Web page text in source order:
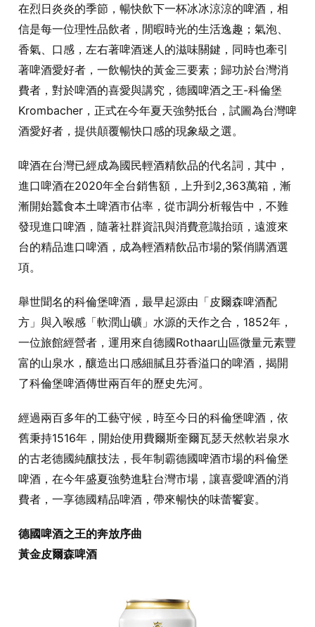
在烈日炎炎的季節，暢快飲下一杯冰冰涼涼的啤酒，相
信是每一位理性品飲者，閒暇時光的生活逸趣；氣泡、
香氣、口感，左右著啤酒迷人的滋味關鍵，同時也牽引
著啤酒愛好者，一飲暢快的黃金三要素；歸功於台灣消
費者，對於啤酒的喜愛與講究，德國啤酒之王-科倫堡
Krombacher，正式在今年夏天強勢抵台，試圖為台灣啤
酒愛好者，提供顛覆暢快口感的現象級之選。
啤酒在台灣已經成為國民輕酒精飲品的代名詞，其中，
進口啤酒在2020年全台銷售額，上升到2,363萬箱，漸
漸開始蠶食本土啤酒市佔率，從市調分析報告中，不難
發現進口啤酒，隨著社群資訊與消費意識抬頭，遠渡來
台的精品進口啤酒，成為輕酒精飲品市場的緊俏購酒選
項。
舉世聞名的科倫堡啤酒，最早起源由「皮爾森啤酒配
方」與入喉感「軟潤山礦」水源的天作之合，1852年，
一位旅館經營者，運用來自德國Rothaar山區微量元素豐
富的山泉水，釀造出口感細膩且芬香溢口的啤酒，揭開
了科倫堡啤酒傳世兩百年的歷史先河。
經過兩百多年的工藝守候，時至今日的科倫堡啤酒，依
舊秉持1516年，開始使用費爾斯奎爾瓦瑟天然軟岩泉水
的古老德國純釀技法，長年制霸德國啤酒市場的科倫堡
啤酒，在今年盛夏強勢進駐台灣市場，讓喜愛啤酒的消
費者，一享德國精品啤酒，帶來暢快的味蕾饗宴。
德國啤酒之王的奔放序曲
黃金皮爾森啤酒